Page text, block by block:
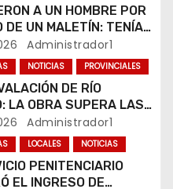
A UN HOMBRE POR
DE UN MALETÍN: TENÍA
DE CAPTURA
Administrador1
NOTICIAS PROVINCIALES
DE RÍO
LA OBRA SUPERA LAS
DE EJECUCIÓN Y
UN AVANCE GENERAL
Administrador1
LOCALES NOTICIAS
PENITENCIARIO
EL INGRESO DE